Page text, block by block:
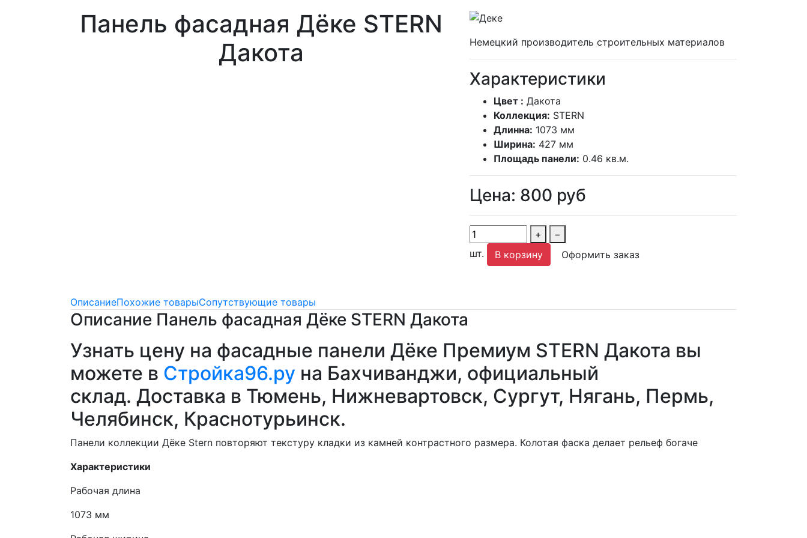
Панель фасадная Дёке STERN
Дакота
Немецкий производитель строительных материалов
Характеристики
Цвет : Дакота
Коллекция: STERN
Длинна: 1073 мм
Ширина: 427 мм
Площадь панели: 0.46 кв.м.
Цена: 800 руб
+
−
шт.
В корзину Оформить заказ
ОписаниеПохожие товарыСопутствующие товары
Описание Панель фасадная Дёке STERN Дакота
Узнать цену на фасадные панели Дёке Премиум STERN Дакота вы
можете в Стройка96.ру на Бахчиванджи, официальный
склад. Доставка в Тюмень, Нижневартовск, Сургут, Нягань, Пермь,
Челябинск, Краснотурьинск.
Панели коллекции Дёке Stern повторяют текстуру кладки из камней контрастного размера. Колотая фаска делает рельеф богаче
Характеристики
Рабочая длина
1073 мм